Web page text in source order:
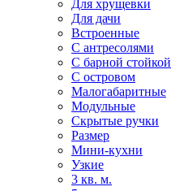
Для хрущевки
Для дачи
Встроенные
С антресолями
С барной стойкой
С островом
Малогабаритные
Модульные
Скрытые ручки
Размер
Мини-кухни
Узкие
3 кв. м.